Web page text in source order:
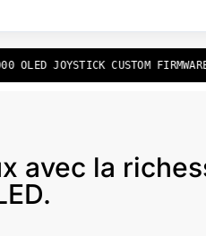
JOYSTICK CUSTOM FIRMWARE
avec la